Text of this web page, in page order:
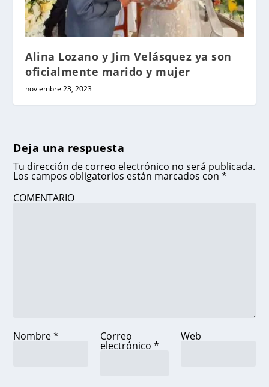
Alina Lozano y Jim Velásquez ya son
oficialmente marido y mujer
noviembre 23, 2023
Deja una respuesta
Tu dirección de correo electrónico no será publicada.
Los campos obligatorios están marcados con*
COMENTARIO
Nombre* Correo
electrónico *
Web